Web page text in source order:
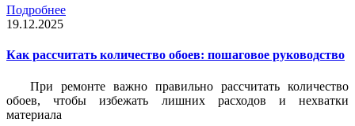
Подробнее
19.12.2025
Как рассчитать количество обоев: пошаговое руководство
При ремонте важно правильно рассчитать количество
обоев, чтобы избежать лишних расходов и нехватки
материала